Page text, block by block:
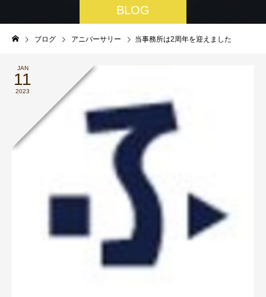
BLOG
ブログ アニバーサリー 当事務所は2周年を迎えました
JAN
11
2023